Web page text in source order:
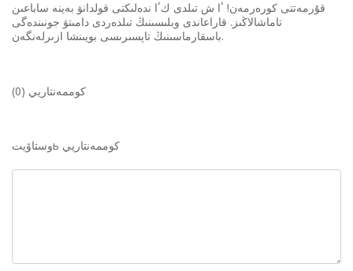
قۇرمەتتى كورەرمەن! ٴا ش تىلدى كٴا ندەلىكتى قولدانۋ بەينە ساباعىن
تاماشالاڭىز. قاراعاندى وبلىسىنىڭ تىلدەردى دامىتۋ جونىندەگى
باسقارماسىنىڭ تاپسىرىسى بويىنشا ازىرلەنگەن.
كوممەنتاريي (0)
وستاۆيتь كوممەنتاريي